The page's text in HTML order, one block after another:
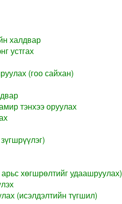
халдвар
устгах
(гоо сайхан)
тэнхээ оруулах
хөгшрөлтийг удаашруулах)
(исэлдэлтийн түгшил)